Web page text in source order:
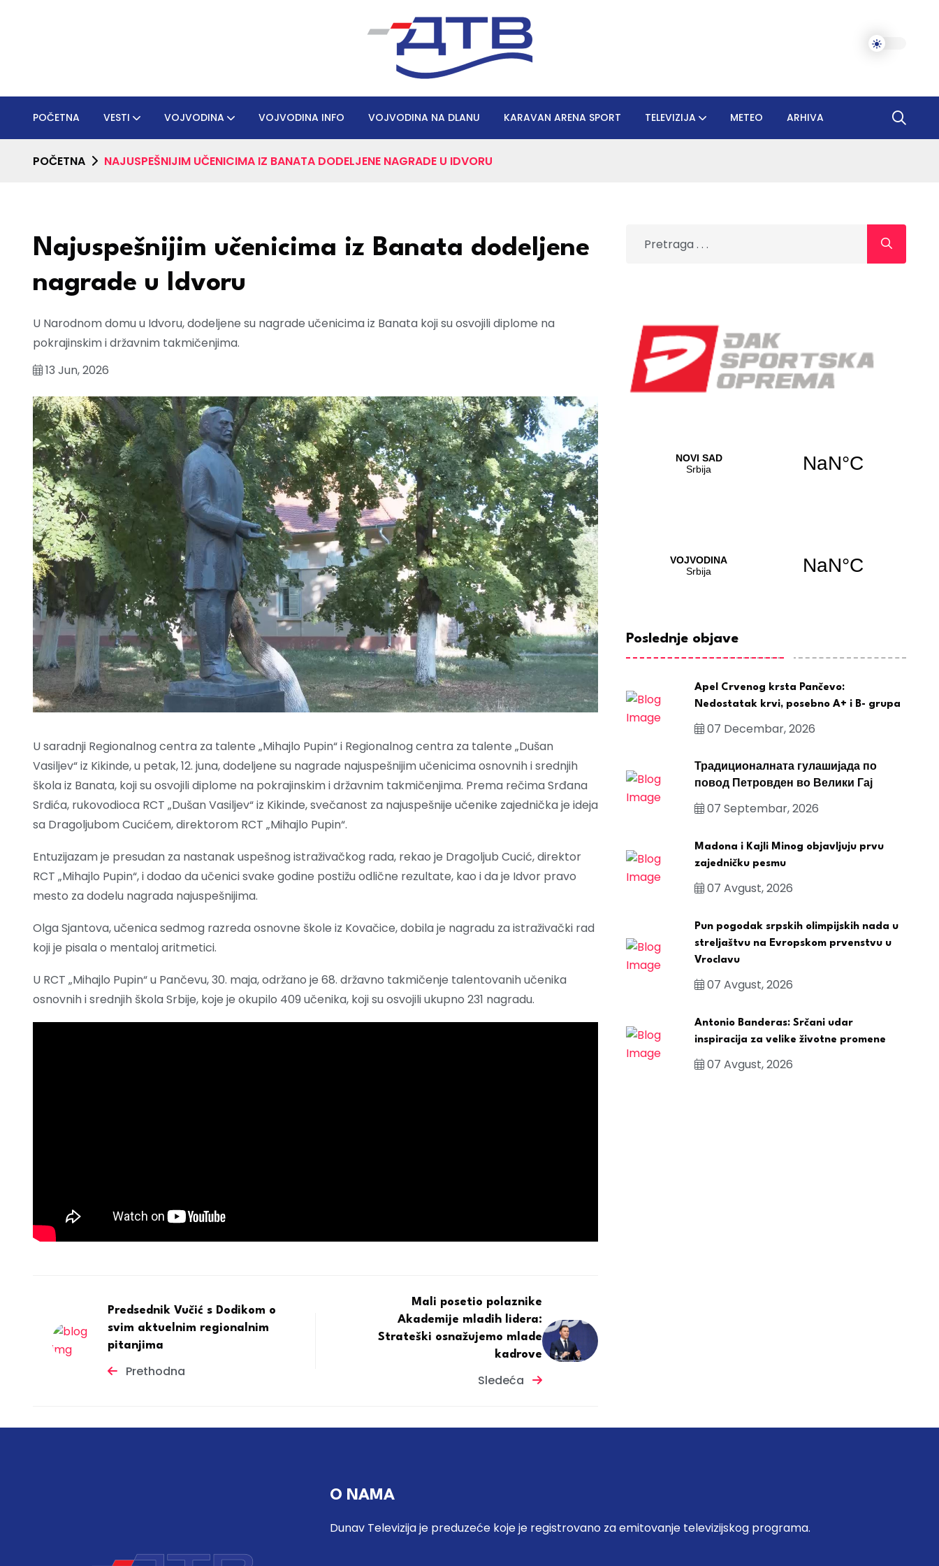
POČETNA VESTI VOJVODINA VOJVODINA INFO VOJVODINA NA DLANU KARAVAN ARENA SPORT TELEVIZIJA METEO ARHIVA
POČETNA NAJUSPEŠNIJIM UČENICIMA IZ BANATA DODELJENE NAGRADE U IDVORU
Najuspešnijim učenicima iz Banata dodeljene
nagrade u Idvoru
U Narodnom domu u Idvoru, dodeljene su nagrade učenicima iz Banata koji su osvojili diplome na
pokrajinskim i državnim takmičenjima.
13 Jun, 2026
U saradnji Regionalnog centra za talente „Mihajlo Pupin“ i Regionalnog centra za talente „Dušan
Vasiljev“ iz Kikinde, u petak, 12. juna, dodeljene su nagrade najuspešnijim učenicima osnovnih i srednjih
škola iz Banata, koji su osvojili diplome na pokrajinskim i državnim takmičenjima. Prema rečima Srđana
Srdića, rukovodioca RCT „Dušan Vasiljev“ iz Kikinde, svečanost za najuspešnije učenike zajednička je ideja
sa Dragoljubom Cucićem, direktorom RCT „Mihajlo Pupin“.
Entuzijazam je presudan za nastanak uspešnog istraživačkog rada, rekao je Dragoljub Cucić, direktor
RCT „Mihajlo Pupin“, i dodao da učenici svake godine postižu odlične rezultate, kao i da je Idvor pravo
mesto za dodelu nagrada najuspešnijima.
Olga Sjantova, učenica sedmog razreda osnovne škole iz Kovačice, dobila je nagradu za istraživački rad
koji je pisala o mentaloj aritmetici.
U RCT „Mihajlo Pupin“ u Pančevu, 30. maja, održano je 68. državno takmičenje talentovanih učenika
osnovnih i srednjih škola Srbije, koje je okupilo 409 učenika, koji su osvojili ukupno 231 nagradu.
Predsednik Vučić s Dodikom o
svim aktuelnim regionalnim
pitanjima
Prethodna
Mali posetio polaznike
Akademije mladih lidera:
Strateški osnažujemo mlade
kadrove
Sledeća
Poslednje objave
Apel Crvenog krsta Pančevo:
Nedostatak krvi, posebno A+ i B- grupa
07 Decembar, 2026
Традиционалната гулашијада по
повод Петровден во Велики Гај
07 Septembar, 2026
Madona i Kajli Minog objavljuju prvu
zajedničku pesmu
07 Avgust, 2026
Pun pogodak srpskih olimpijskih nada u
streljaštvu na Evropskom prvenstvu u
Vroclavu
07 Avgust, 2026
Antonio Banderas: Srčani udar
inspiracija za velike životne promene
07 Avgust, 2026
O NAMA
Dunav Televizija je preduzeće koje je registrovano za emitovanje televizijskog programa.